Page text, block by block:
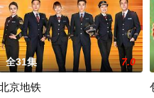
全31集 7.0
京地铁